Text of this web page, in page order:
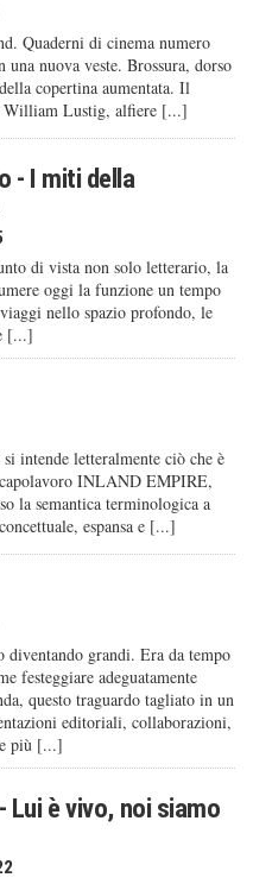
Quaderni di cinema numero
una nuova veste. Brossura, dorso
copertina aumentata. Il
William Lustig, alfiere [...]
- I miti della
di vista non solo letterario, la
oggi la funzione un tempo
nello spazio profondo, le
[...]
intende letteralmente ciò che è
INLAND EMPIRE,
la semantica terminologica a
espansa e [...]
diventando grandi. Era da tempo
festeggiare adeguatamente
questo traguardo tagliato in un
editoriali, collaborazioni,
più [...]
Lui è vivo, noi siamo